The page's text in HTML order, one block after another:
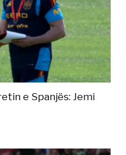
e Spanjës: Jemi